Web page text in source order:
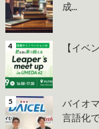
成...
【イベ
バイオ
言語化